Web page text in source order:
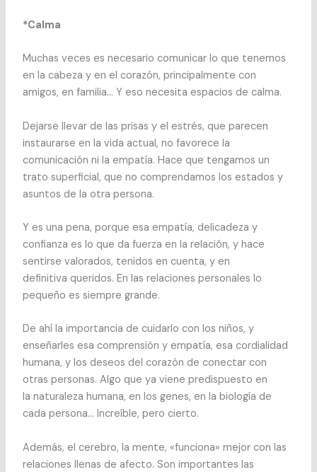
*Calma
Muchas veces es necesario comunicar lo que tenemos
en la cabeza y en el corazón, principalmente con
amigos, en familia… Y eso necesita espacios de calma.
Dejarse llevar de las prisas y el estrés, que parecen
instaurarse en la vida actual, no favorece la
comunicación ni la empatía. Hace que tengamos un
trato superficial, que no comprendamos los estados y
asuntos de la otra persona.
Y es una pena, porque esa empatía, delicadeza y
confianza es lo que da fuerza en la relación, y hace
sentirse valorados, tenidos en cuenta, y en
definitiva queridos. En las relaciones personales lo
pequeño es siempre grande.
De ahí la importancia de cuidarlo con los niños, y
enseñarles esa comprensión y empatía, esa cordialidad
humana, y los deseos del corazón de conectar con
otras personas. Algo que ya viene predispuesto en
la naturaleza humana, en los genes, en la biología de
cada persona… Increíble, pero cierto.
Además, el cerebro, la mente, «funciona» mejor con las
relaciones llenas de afecto. Son importantes las